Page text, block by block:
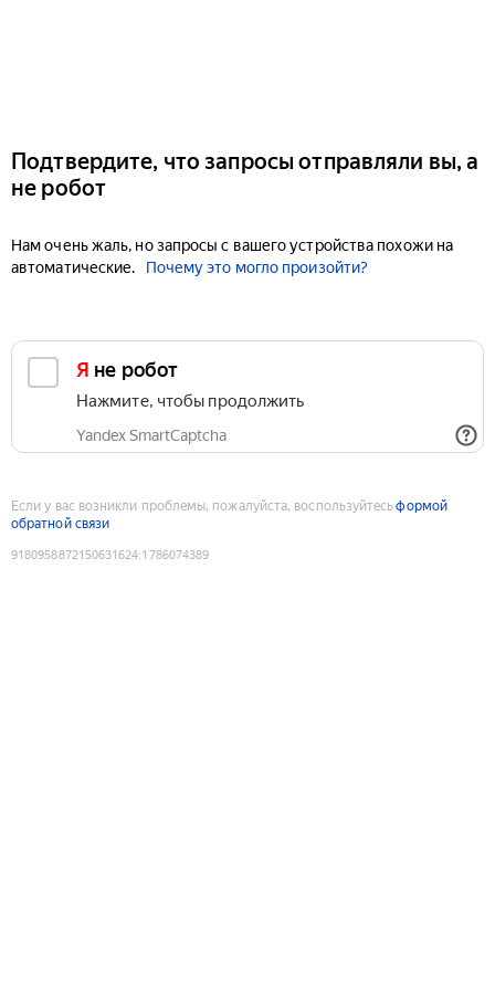
Подтвердите, что запросы отправляли вы, а
не робот
Нам очень жаль, но запросы с вашего устройства похожи на
автоматические.
Почему это могло произойти?
Я не робот
Нажмите, чтобы продолжить
Yandex SmartCaptcha
Если у вас возникли проблемы, пожалуйста, воспользуйтесьформой
обратной связи
9180958872150631624:1786074389